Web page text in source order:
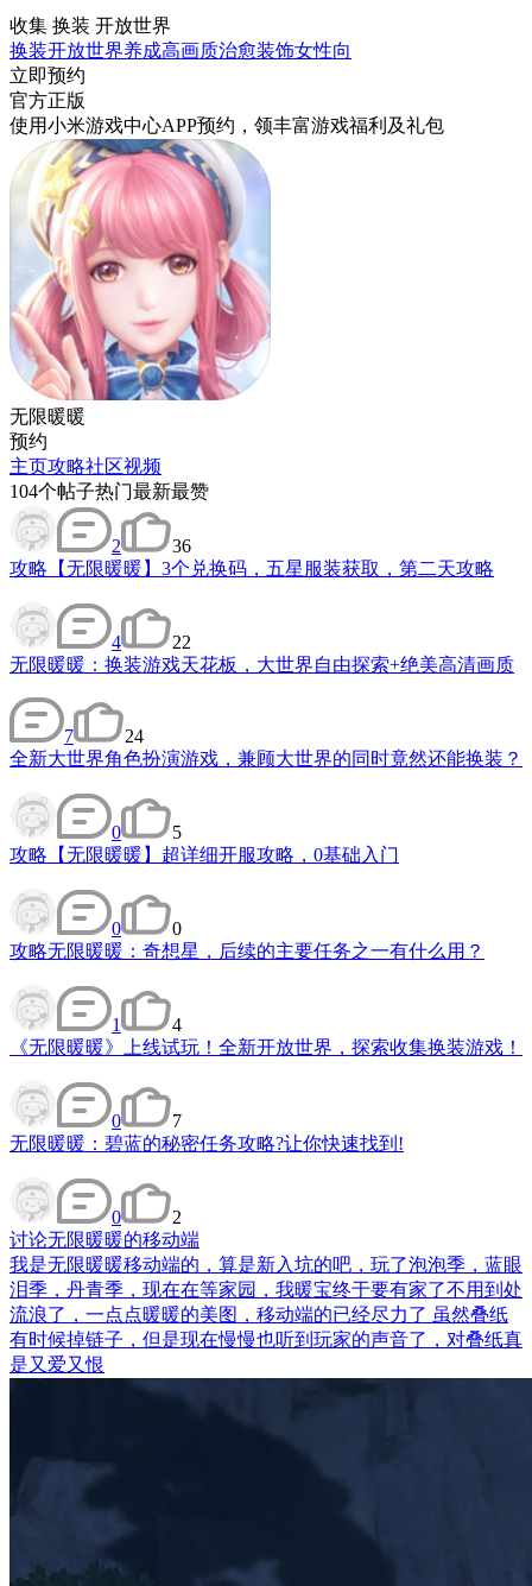
收集 换装 开放世界
换装开放世界养成高画质治愈装饰女性向
立即预约
官方正版
使用小米游戏中心APP预约 ，领丰富游戏福利 及礼包
无限暖暖
预约
主页攻略社区视频
104个帖子热门最新最赞
2
36
攻略 【无限暖暖】3个兑换码，五星服装获取，第二天攻略
4
22
无限暖暖：换装游戏天花板，大世界自由探索+绝美高清画质
7
24
全新大世界角色扮演游戏，兼顾大世界的同时竟然还能换装？
0
5
攻略 【无限暖暖】超详细开服攻略，0基础入门
0
0
攻略无限暖暖：奇想星，后续的主要任务之一有什么用？
1
4
《无限暖暖》上线试玩！全新开放世界，探索收集换装游戏！
0
7
无限暖暖：碧蓝的秘密任务攻略?让你快速找到!
0
2
讨论无限暖暖的移动端
我是无限暖暖移动端的，算是新入坑的吧，玩了泡泡季，蓝眼
泪季，丹青季，现在在等家园，我暖宝终于要有家了不用到处
流浪了，一点点暖暖的美图，移动端的已经尽力了 虽然叠纸
有时候掉链子，但是现在慢慢也听到玩家的声音了，对叠纸真
是又爱又恨